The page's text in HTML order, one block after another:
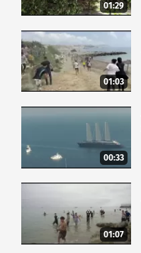
01:29
01:03
00:33
01:07